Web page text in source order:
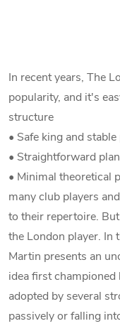
In recent years, The
popularity, and it's
structure
• Safe king and
• Straightforward
• Minimal theoretical
many club players
to their repertoire.
the London player. In
Martin presents an
idea first championed
adopted by several
passively or falling